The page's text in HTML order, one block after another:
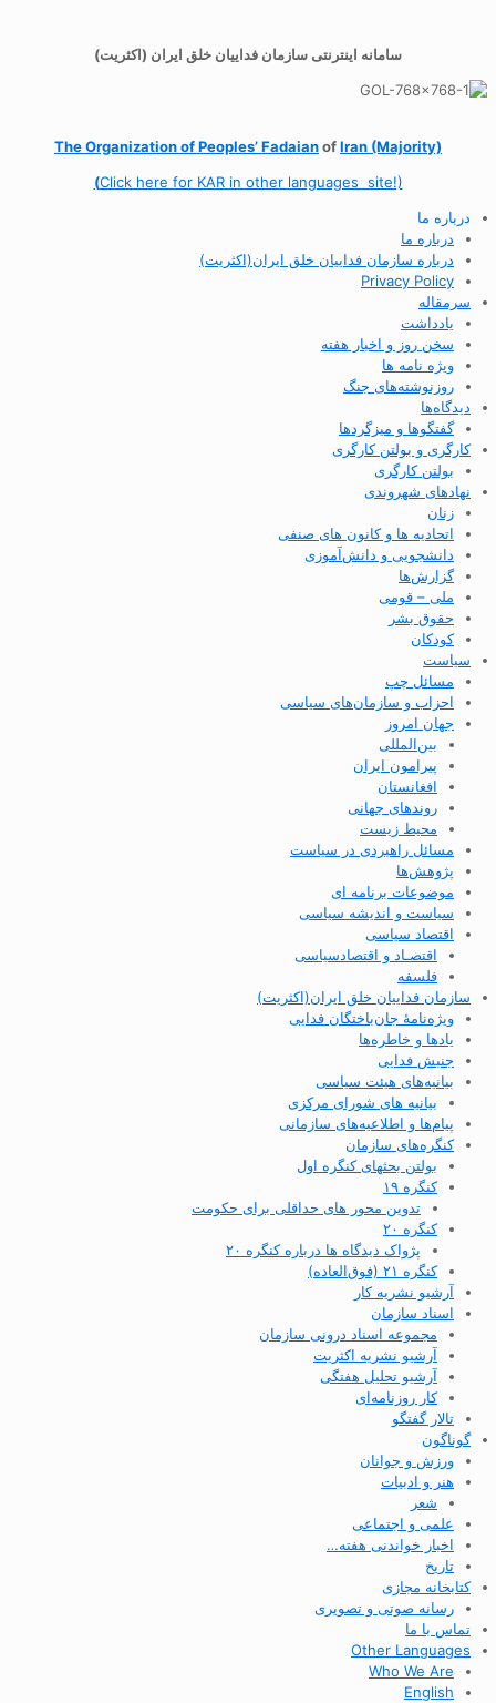
سامانه اینترنتی سازمان فداییان خلق ایران (اکثریت)
The Organization ofPeoples’ FadaianofIran (Majority)
(Click here for KAR in other languages site!)
درباره ما
درباره ما
درباره سازمان فداییان خلق ایران(اکثریت)
Privacy Policy
سرمقاله
یادداشت
سخن روز و اخبار هفته
ویژه نامه ها
روزنوشته‌های جنگ
دیدگاه‌ها
گفتگوها و میزگردها
کارگری و بولتن کارگری
بولتن کارگری
نهادهای شهروندی
زنان
اتحادیه ها و کانون های صنفی
دانشجویی و دانش‌آموزی
گزارش‌ها
ملی – قومی
حقوق بشر
کودکان
سیاست
مسائل چپ
احزاب و سازمان‌های سیاسی
جهان امروز
بین‌المللی
پیرامون ایران
افغانستان
روندهای جهانی
محیط زیست
مسائل راهبردی در سیاست
پژوهش‌ها
موضوعات برنامه ای
سیاست و اندیشه سیاسی
اقتصاد سیاسی
اقتصـاد و اقتصاد‌سیاسی
فلسفه
سازمان فداییان خلق ایران(اکثریت)
ویژه‌نامهٔ جان‌باختگان فدایی
یادها و خاطره‌ها
جنبش فدایی
بیانیه‌های هیئت سیاسی
بیانیه های شورای مرکزی
پیام‌ها و اطلاعیه‌های سازمانی
کنگره‌های سازمان
بولتن بحثهای کنگره اول
کنگره ۱۹
تدوین محور های حداقلی برای حکومت
کنگره ۲۰
پژواک دیدگاه ها درباره کنگره ۲۰
کنگره ۲۱ (فوق‌العاده)
آرشیو نشریه کار
اسناد سازمان
مجموعه اسناد درونی سازمان
آرشیو نشریه اکثریت
آرشیو تحلیل هفتگی
کار روزنامه‌ای
تالار گفتگو
گوناگون
ورزش و جوانان
هنر و ادبیات
شعر
علمی و اجتماعی
اخبار خواندنی هفته…
تاریخ
کتابخانه مجازی
رسانه صوتی و تصویری
تماس با ما
Other Languages
Who We Are
English